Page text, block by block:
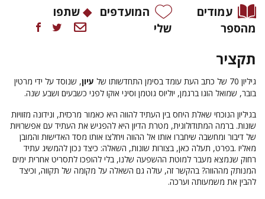
עמודים
מהספר
המועדפים
שלי
שתפו
תקציר
גיליון 70 של כתב העת עומד בסימן התחדשותו של עיון, שנוסד על ידי מרטין
בובר, שמואל הוגו ברגמן, יוליוס גוטמן וסיני אוקו לפני כשבעים ושבע שנה.
בגיליון הנוכחי שאלת היחס בין העתיד להווה היא כאמור מרכזית, ונידונה מזוויות
שונות. ברמה המתודולוגית, מטרת הדיון היא להפגיש את העתיד עם אפשרויות
של דיבור ומחשבה שיחברו אותו אל ההווה ויחלצו אותו מסד האדישות והמובן
מאליו .בפרט, תעלה כאן, בצורות שונות, השאלה: כיצד נכון להמשיג עתיד
רחוק שנמצא מעבר למוטת ההשפעה שלנו, בלי להופכו לתסריט אחרית ימים
המנותק מההווה? בהקשר זה, עולה גם השאלה על מקומה של תקווה, וכיצד
להבין את משמעותה וערכה.